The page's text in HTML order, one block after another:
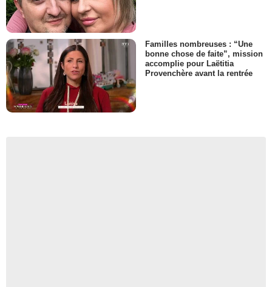
Familles nombreuses : “Une
bonne chose de faite”, mission
accomplie pour Laëtitia
Provenchère avant la rentrée